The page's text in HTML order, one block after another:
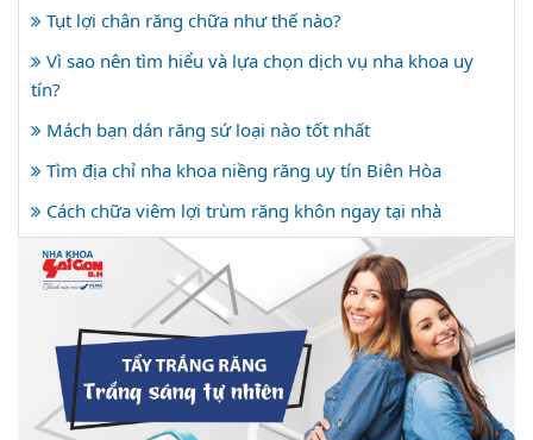
Tụt lợi chân răng chữa như thế nào?
Vì sao nên tìm hiểu và lựa chọn dịch vụ nha khoa uy
tín?
Mách bạn dán răng sứ loại nào tốt nhất
Tìm địa chỉ nha khoa niềng răng uy tín Biên Hòa
Cách chữa viêm lợi trùm răng khôn ngay tại nhà